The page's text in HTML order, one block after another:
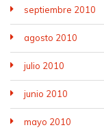
septiembre 2010
agosto 2010
julio 2010
junio 2010
mayo 2010